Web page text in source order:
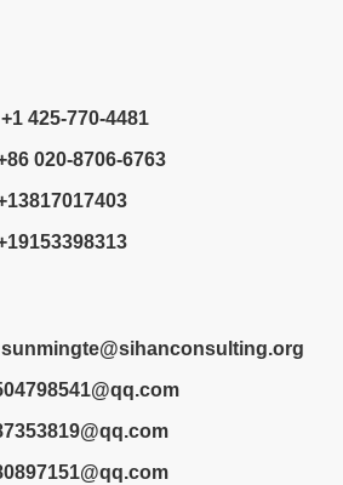
425-770-4481
020-8706-6763
sunmingte@sihanconsulting.org